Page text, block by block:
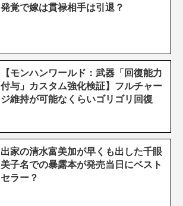
発覚で嫁は貫禄相手は引退？
【モンハンワールド：武器「回復能力
付与」カスタム強化検証】フルチャー
ジ維持が可能なくらいゴリゴリ回復
出家の清水富美加が早くも出した千眼
美子名での暴露本が発売当日にベスト
セラー？